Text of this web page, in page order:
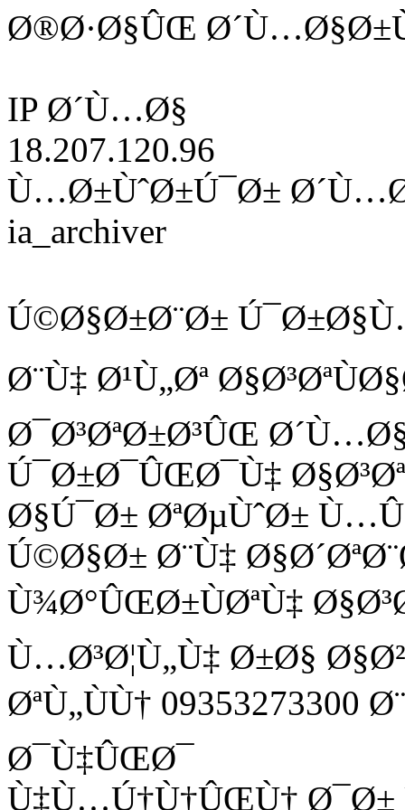
Ø®Ø·Ø§ÛŒ
IP Ø´Ù…Ø§
18.207.120.96
Ù…Ø±ÙˆØ±Ú¯Ø±
ia_archiver
Ú©Ø§Ø±Ø¨Ø±
Ø¨Ù‡ Ø¹Ù„Øª
Ø¯Ø³ØªØ±Ø³ÛŒ
Ú¯Ø±Ø¯ÛŒØ¯Ù‡ Ø§Ø³Øª
Ø§Ú¯Ø± ØªØµÙˆØ±
Ú©Ø§Ø± Ø¨Ù‡
Ù¾Ø°ÛŒØ±ÙØªÙ‡
Ù…Ø³Ø¦Ù„Ù‡ Ø±Ø§
ØªÙ„ÙÙ†
Ø¯Ù‡ÛŒØ¯
Ù‡Ù…Ú†Ù†ÛŒÙ† Ø¯Ø±